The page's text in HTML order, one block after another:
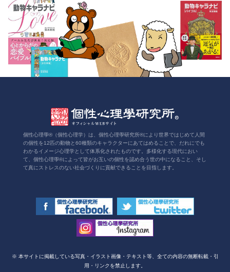
個性心理學®（個性心理学）は、個性心理學研究所®により世界ではじめて人間
の個性を12匹の動物と60種類のキャラクターにあてはめることで、だれにでも
わかるイメージ心理学として体系化されたものです。多様化する現代におい
て、個性心理學®によって皆がお互いの個性を認め合う世の中になること、そし
て真にストレスのない社会づくりに貢献できることを目指します。
※ 本サイトに掲載している写真・イラスト画像・テキスト等、全ての内容の無断転載・引
用・リンクを禁止します。